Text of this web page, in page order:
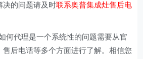
决的问题请及时联系奥普集成灶售后电
何代理是一个系统性的问题需要从官
后电话等多个方面进行了解。相信您